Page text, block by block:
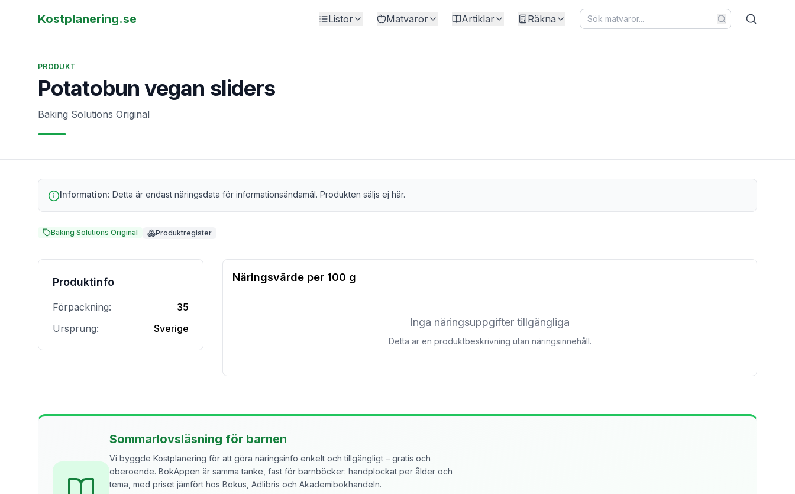
Kostplanering.se Listor Matvaror Artiklar Räkna
PRODUKT
Potatobun vegan sliders
Baking Solutions Original
Information: Detta är endast näringsdata för informationsändamål. Produkten säljs ej här.
Baking Solutions Original Produktregister
Produktinfo
Förpackning:
35
Ursprung:
Sverige
Näringsvärde per 100 g
Inga näringsuppgifter tillgängliga
Detta är en produktbeskrivning utan näringsinnehåll.
Sommarlovsläsning för barnen
Vi byggde Kostplanering för att göra näringsinfo enkelt och tillgängligt – gratis och
oberoende. BokAppen är samma tanke, fast för barnböcker: handplockat per ålder och
tema, med priset jämfört hos Bokus, Adlibris och Akademibokhandeln.